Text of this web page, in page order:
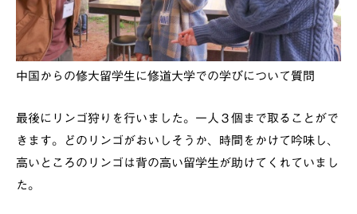
中国からの修大留学生に修道大学での学びについて質問
最後にリンゴ狩りを行いました。一人３個まで取ることがで
きます。どのリンゴがおいしそうか、時間をかけて吟味し、
高いところのリンゴは背の高い留学生が助けてくれていまし
た。